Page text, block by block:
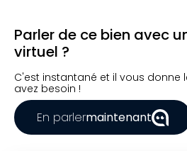
Parler de ce bien avec
virtuel ?
C'est instantané et il vous donne
avez besoin !
En parlermaintenant